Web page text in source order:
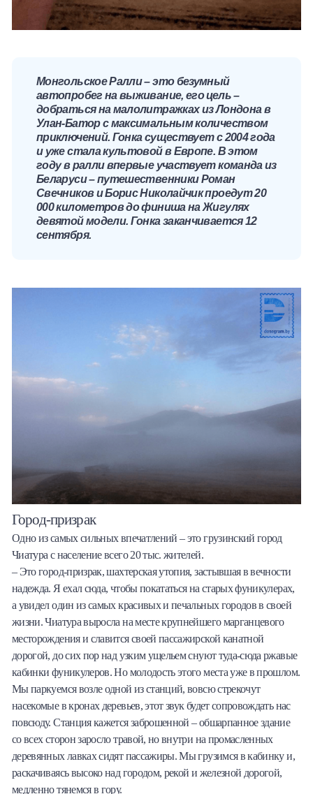
Монгольское Ралли – это безумный
автопробег на выживание, его цель –
добраться на малолитражках из Лондона в
Улан-Батор с максимальным количеством
приключений. Гонка существует с 2004 года
и уже стала культовой в Европе. В этом
году в ралли впервые участвует команда из
Беларуси – путешественники Роман
Свечников и Борис Николайчик проедут 20
000 километров до финиша на Жигулях
девятой модели. Гонка заканчивается 12
сентября.
Город-призрак
Одно из самых сильных впечатлений – это грузинский город
Чиатура с население всего 20 тыс. жителей.
– Это город-призрак, шахтерская утопия, застывшая в вечности
надежда. Я ехал сюда, чтобы покататься на старых фуникулерах,
а увидел один из самых красивых и печальных городов в своей
жизни. Чиатура выросла на месте крупнейшего марганцевого
месторождения и славится своей пассажирской канатной
дорогой, до сих пор над узким ущельем снуют туда-сюда ржавые
кабинки фуникулеров. Но молодость этого места уже в прошлом.
Мы паркуемся возле одной из станций, вовсю стрекочут
насекомые в кронах деревьев, этот звук будет сопровождать нас
повсюду. Станция кажется заброшенной – обшарпанное здание
со всех сторон заросло травой, но внутри на промасленных
деревянных лавках сидят пассажиры. Мы грузимся в кабинку и,
раскачиваясь высоко над городом, рекой и железной дорогой,
медленно тянемся в гору.